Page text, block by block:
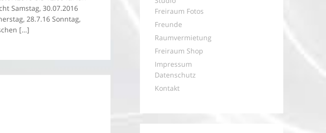
Samstag, 30.07.2016
28.7.16 Sonntag,
[…]
Freiraum Fotos
Freunde
Raumvermietung
Freiraum Shop
Impressum
Datenschutz
Kontakt